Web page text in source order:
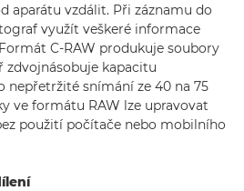
aparátu vzdálit. Při záznamu do
využít veškeré informace
C-RAW produkuje soubory
kapacitu
nepřetržité snímání ze 40 na 75
ve formátu RAW lze upravovat
použití počítače nebo mobilního